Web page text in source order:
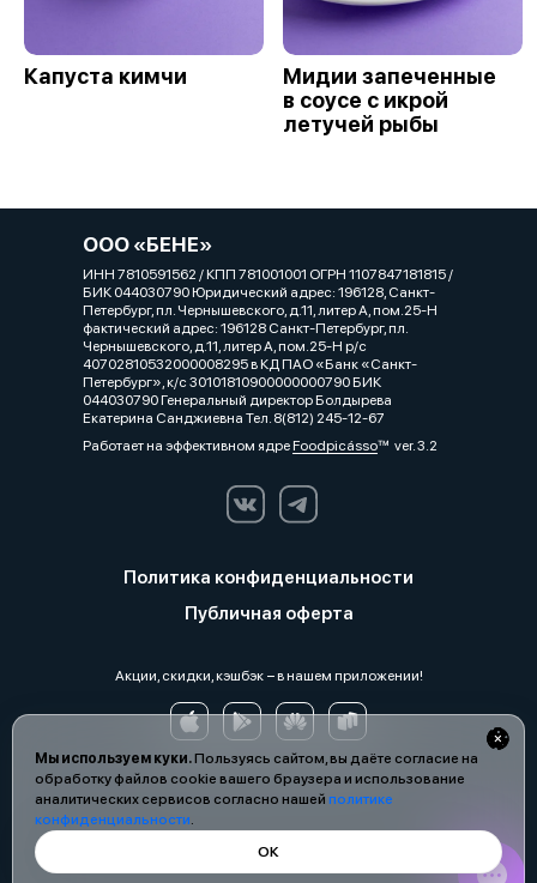
Мы используем куки.Пользуясь сайтом, вы даёте согласие на
обработку файлов cookie вашего браузера и использование
аналитических сервисов согласно нашей политике
конфиденциальности.
ОК
Капуста кимчи
Мидии запеченные
в соусе с икрой
летучей рыбы
ООО «БЕНЕ»
ИНН 7810591562 / КПП 781001001 ОГРН 1107847181815 /
БИК 044030790 Юридический адрес: 196128, Санкт-
Петербург, пл. Чернышевского, д.11, литер А, пом.25-Н
фактический адрес: 196128 Санкт-Петербург, пл.
Чернышевского, д.11, литер А, пом.25-Н р/с
40702810532000008295 в КД ПАО «Банк «Санкт-
Петербург», к/с 30101810900000000790 БИК
044030790 Генеральный директор Болдырева
Екатерина Санджиевна Тел. 8(812) 245-12-67
Работает на эффективном ядреFoodpicássover. 3.2
Политика конфиденциальности
Публичная оферта
Акции, скидки, кэшбэк − в нашем приложении!